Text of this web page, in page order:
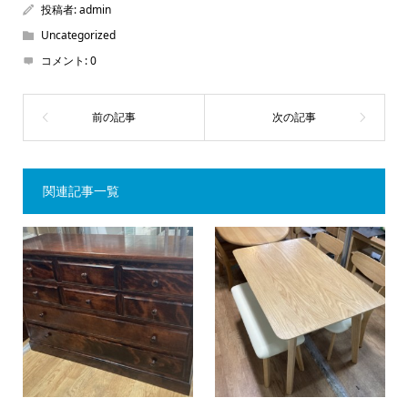
投稿者:admin
Uncategorized
コメント:0
関連記事一覧